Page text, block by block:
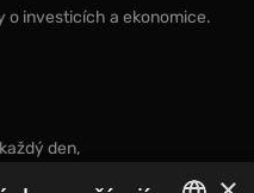
o investicích a ekonomice.
den,